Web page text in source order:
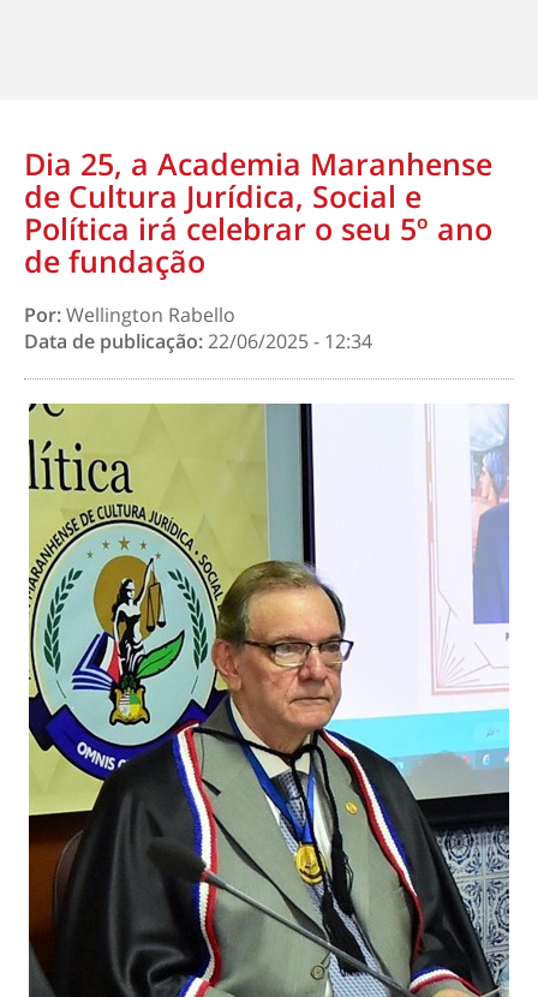
Dia 25, a Academia Maranhense
de Cultura Jurídica, Social e
Política irá celebrar o seu 5º ano
de fundação
Por:Wellington Rabello
Data de publicação:22/06/2025 - 12:34